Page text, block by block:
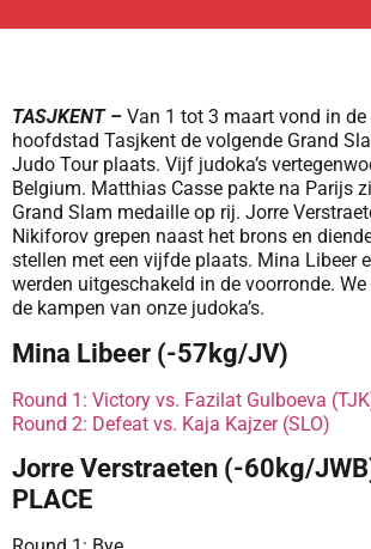
TASJKENT – Van 1 tot 3 maart vond in de
hoofdstad Tasjkent de volgende Grand
Judo Tour plaats. Vijf judoka’s
Belgium. Matthias Casse pakte na Parijs
Grand Slam medaille op rij. Jorre
Nikiforov grepen naast het brons en
stellen met een vijfde plaats. Mina Libeer
werden uitgeschakeld in de voorronde.
de kampen van onze judoka’s.
Mina Libeer (-57kg/JV)
Round 1: Victory vs. Fazilat Gulboeva
Round 2: Defeat vs. Kaja Kajzer (SLO)
Jorre Verstraeten (-60kg/
PLACE